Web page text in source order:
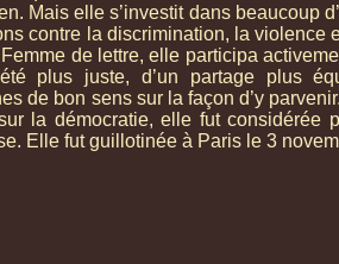
Mais elle s’investit dans beaucoup
contre la discrimination, la violence
de lettre, elle participa
plus juste, d’un partage plus
de bon sens sur la façon d’y
la démocratie, elle fut considérée
Elle fut guillotinée à Paris le 3